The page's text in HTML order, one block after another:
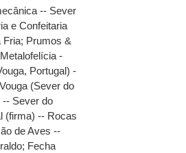
-- Sever
e Confeitaria
Fria; Prumos &
Metalofelícia -
Portugal) -
(Sever do
-- Sever do
(firma) -- Rocas
de Aves --
; Fecha